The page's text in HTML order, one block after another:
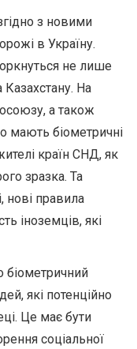
з новими
в Україну.
не лише
Казахстану. На
а також
мають біометричні
країн СНД, як
зразка. Та
нові правила
іноземців, які
біометричний
які потенційно
Це має бути
соціальної